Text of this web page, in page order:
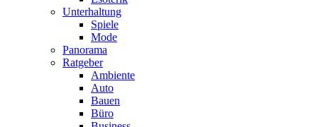
Unterhaltung
Spiele
Mode
Panorama
Ratgeber
Ambiente
Auto
Bauen
Büro